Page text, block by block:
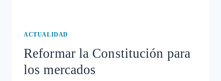
ACTUALIDAD
Reformar la Constitución para
los mercados